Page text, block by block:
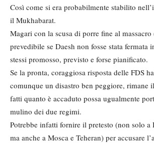
Così come si era probabilmente stabilito
il Mukhabarat.
Magari con la scusa di porre fine al
prevedibile se Daesh non fosse stata fermata
stessi promosso, previsto e forse pianificato.
Se la pronta, coraggiosa risposta delle FDS
comunque un disastro ben peggiore, rimane
fatti quanto è accaduto possa ugualmente
mulino dei due regimi.
Potrebbe infatti fornire il pretesto (non solo a
ma anche a Mosca e Teheran) per accusare